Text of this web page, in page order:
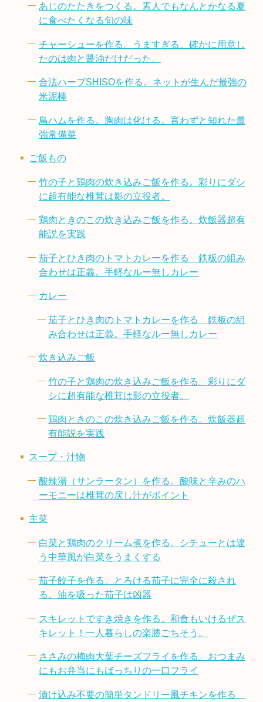
あじのたたきをつくる。素人でもなんとかなる夏
に食べたくなる旬の味
チャーシューを作る。うますぎる。確かに用意し
たのは肉と醤油だけだった。
合法ハーブSHISOを作る。ネットが生んだ最強の
米泥棒
鳥ハムを作る。胸肉は化ける。言わずと知れた最
強常備菜
ご飯もの
竹の子と鶏肉の炊き込みご飯を作る。彩りにダシ
に超有能な椎茸は影の立役者。
鶏肉ときのこの炊き込みご飯を作る。炊飯器超有
能説を実践
茄子とひき肉のトマトカレーを作る 鉄板の組み
合わせは正義。手軽なルー無しカレー
カレー
茄子とひき肉のトマトカレーを作る 鉄板の組
み合わせは正義。手軽なルー無しカレー
炊き込みご飯
竹の子と鶏肉の炊き込みご飯を作る。彩りにダ
シに超有能な椎茸は影の立役者。
鶏肉ときのこの炊き込みご飯を作る。炊飯器超
有能説を実践
スープ・汁物
酸辣湯（サンラータン）を作る。酸味と辛みのハ
ーモニーは椎茸の戻し汁がポイント
主菜
白菜と鶏肉のクリーム煮を作る。シチューとは違
う中華風が白菜をうまくする
茄子餃子を作る。とろける茄子に完全に殺され
る。油を吸った茄子は凶器
スキレットですき焼きを作る。和食もいけるぜス
キレット！一人暮らしの楽勝ごちそう。
ささみの梅肉大葉チーズフライを作る。おつまみ
にもお弁当にもばっちりの一口フライ
漬け込み不要の簡単タンドリー風チキンを作る